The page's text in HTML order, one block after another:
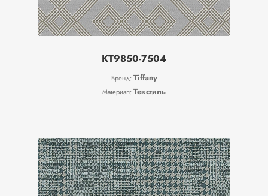
KT9850-7504
Бренд: Tiffany
Материал: Текстиль